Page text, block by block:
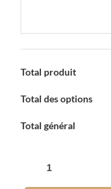
Total produit
Total des options
Total général